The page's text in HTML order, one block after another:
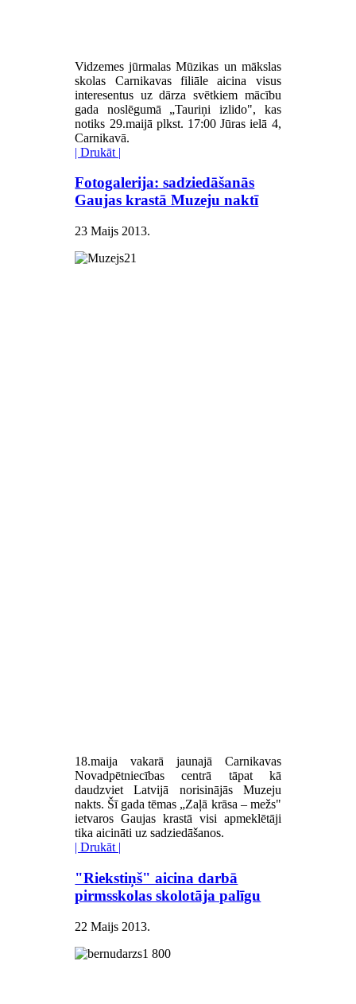
Vidzemes jūrmalas Mūzikas un mākslas
skolas Carnikavas filiāle aicina visus
interesentus uz dārza svētkiem mācību
gada noslēgumā „Tauriņi izlido", kas
notiks 29.maijā plkst. 17:00 Jūras ielā 4,
Carnikavā.
| Drukāt |
Fotogalerija: sadziedāšanās
Gaujas krastā Muzeju naktī
23 Maijs 2013.
18.maija vakarā jaunajā Carnikavas
Novadpētniecības centrā tāpat kā
daudzviet Latvijā norisinājās Muzeju
nakts. Šī gada tēmas „Zaļā krāsa – mežs"
ietvaros Gaujas krastā visi apmeklētāji
tika aicināti uz sadziedāšanos.
| Drukāt |
"Riekstiņš" aicina darbā
pirmsskolas skolotāja palīgu
22 Maijs 2013.